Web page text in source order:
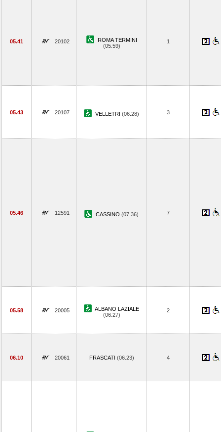
05.41 20102
ROMA TERMINI
(05.59)
1
05.43 20107 VELLETRI (06.28) 3
05.46 12591 CASSINO (07.36) 7
05.58 20005
ALBANO LAZIALE
(06.27)
2
06.10 20061 FRASCATI (06.23) 4